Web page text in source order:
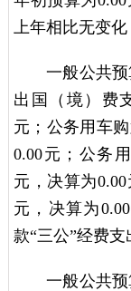
上年相比无变
一般公共
出国（境）费
元；公务用车
0.00元；公务
元，决算为
元，决算为
款“三公”经费支
一般公共